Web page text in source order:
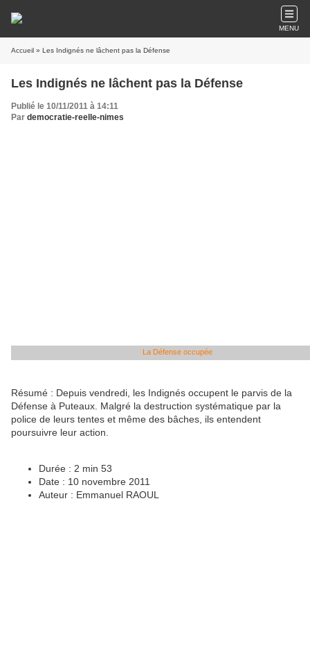
MENU
Accueil » Les Indignés ne lâchent pas la Défense
Les Indignés ne lâchent pas la Défense
Publié le 10/11/2011 à 14:11
Par democratie-reelle-nimes
La Défense occupée
Résumé : Depuis vendredi, les Indignés occupent le parvis de la
Défense à Puteaux. Malgré la destruction systématique par la
police de leurs tentes et même des bâches, ils entendent
poursuivre leur action.
Durée : 2 min 53
Date : 10 novembre 2011
Auteur : Emmanuel RAOUL